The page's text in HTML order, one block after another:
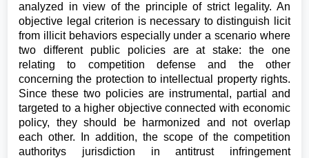
analyzed in view of the principle of strict legality. An
objective legal criterion is necessary to distinguish licit
from illicit behaviors especially under a scenario where
two different public policies are at stake: the one
relating to competition defense and the other
concerning the protection to intellectual property rights.
Since these two policies are instrumental, partial and
targeted to a higher objective connected with economic
policy, they should be harmonized and not overlap
each other. In addition, the scope of the competition
authoritys jurisdiction in antitrust infringement